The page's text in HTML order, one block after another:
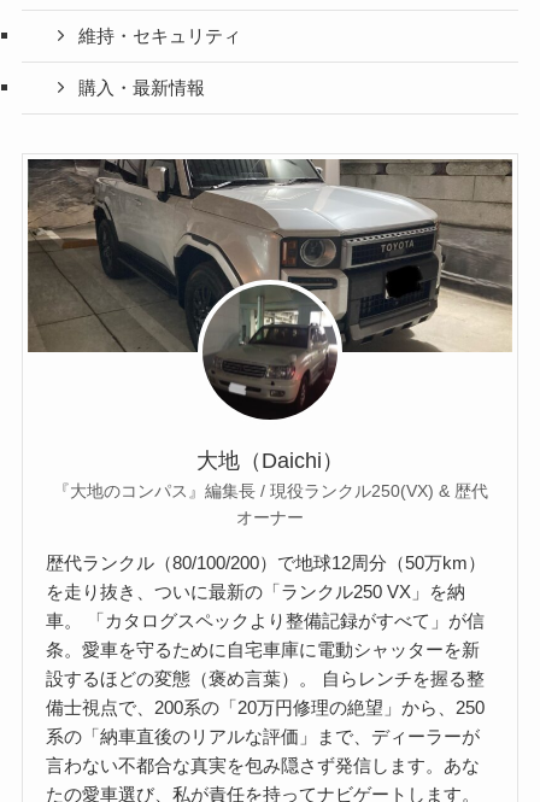
維持・セキュリティ
購入・最新情報
大地（Daichi）
『大地のコンパス』編集長 / 現役ランクル250(VX) & 歴代
オーナー
歴代ランクル（80/100/200）で地球12周分（50万km）
を走り抜き、ついに最新の「ランクル250 VX」を納
車。 「カタログスペックより整備記録がすべて」が信
条。愛車を守るために自宅車庫に電動シャッターを新
設するほどの変態（褒め言葉）。 自らレンチを握る整
備士視点で、200系の「20万円修理の絶望」から、250
系の「納車直後のリアルな評価」まで、ディーラーが
言わない不都合な真実を包み隠さず発信します。あな
たの愛車選び、私が責任を持ってナビゲートします。